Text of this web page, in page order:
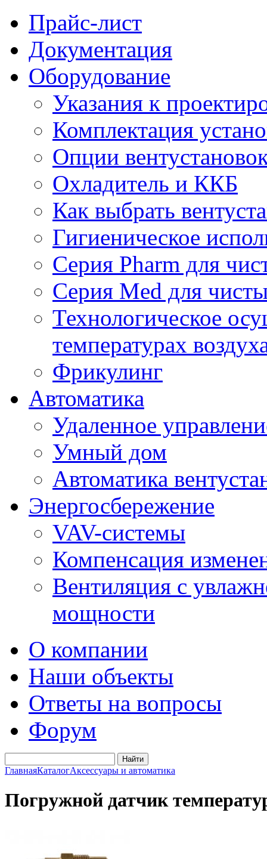
Прайс-лист
Документация
Оборудование
Указания к
Комплектация
Опции
Охладитель и ККБ
Как выбрать
Гигиеническое
Серия Pharm для
Серия Med для
Технологическое
температурах
Фрикулинг
Автоматика
Удаленное
Умный дом
Автоматика
Энергосбережение
VAV-системы
Компенсация
Вентиляция с
мощности
О компании
Наши объекты
Ответы на вопросы
Форум
ГлавнаяКаталогАксессуары и автоматика
Погружной датчик